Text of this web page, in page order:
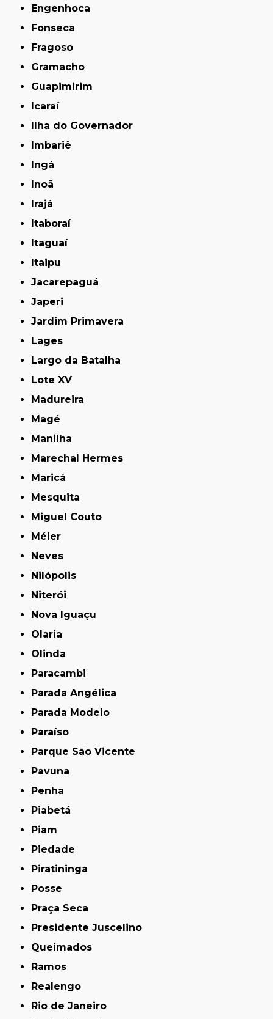
Engenhoca
Fonseca
Fragoso
Gramacho
Guapimirim
Icaraí
Ilha do Governador
Imbariê
Ingá
Inoã
Irajá
Itaboraí
Itaguaí
Itaipu
Jacarepaguá
Japeri
Jardim Primavera
Lages
Largo da Batalha
Lote XV
Madureira
Magé
Manilha
Marechal Hermes
Maricá
Mesquita
Miguel Couto
Méier
Neves
Nilópolis
Niterói
Nova Iguaçu
Olaria
Olinda
Paracambi
Parada Angélica
Parada Modelo
Paraíso
Parque São Vicente
Pavuna
Penha
Piabetá
Piam
Piedade
Piratininga
Posse
Praça Seca
Presidente Juscelino
Queimados
Ramos
Realengo
Rio de Janeiro